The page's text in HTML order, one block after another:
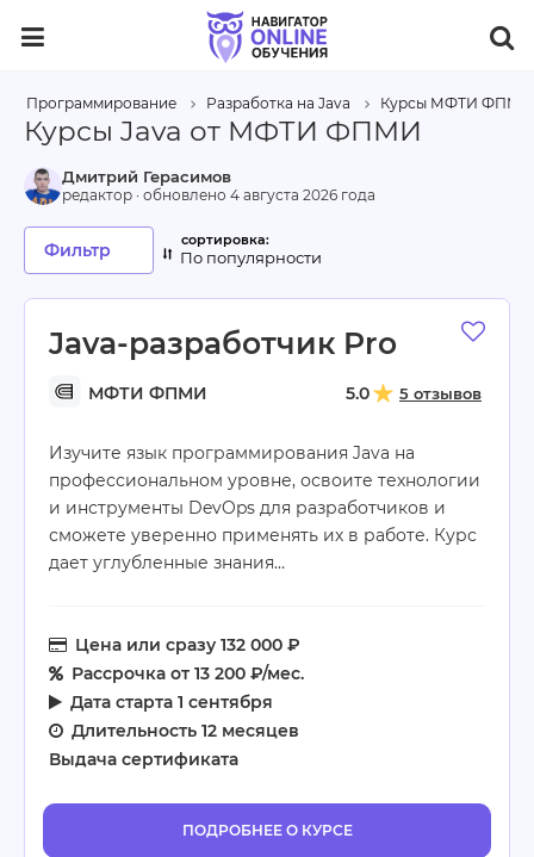
Программирование Разработка на Java Курсы МФТИ ФПМИ
Курсы Java от МФТИ ФПМИ
Java-разработчик Pro
МФТИ ФПМИ 5 отзывов
5.0
Изучите язык программирования Java на
профессиональном уровне, освоите технологии
и инструменты DevOps для разработчиков и
сможете уверенно применять их в работе. Курс
дает углубленные знания…
Цена или сразу 132 000 ₽
Рассрочка от 13 200 ₽/мес.
Дата старта 1 сентября
Длительность 12 месяцев
Выдача сертификата
ПОДРОБНЕЕ О КУРСЕ
Дмитрий Герасимов
редактор · обновлено 4 августа 2026 года
Фильтр По популярности